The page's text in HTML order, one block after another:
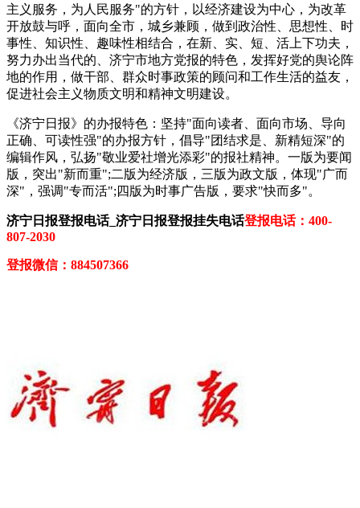
主义服务，为人民服务"的方针，以经济建设为中心，为改革
开放鼓与呼，面向全市，城乡兼顾，做到政治性、思想性、时
事性、知识性、趣味性相结合，在新、实、短、活上下功夫，
努力办出当代的、济宁市地方党报的特色，发挥好党的舆论阵
地的作用，做干部、群众时事政策的顾问和工作生活的益友，
促进社会主义物质文明和精神文明建设。
《济宁日报》的办报特色：坚持"面向读者、面向市场、导向
正确、可读性强"的办报方针，倡导"团结求是、新精短深"的
编辑作风，弘扬"敬业爱社增光添彩"的报社精神。一版为要闻
版，突出"新而重";二版为经济版，三版为政文版，体现"广而
深"，强调"专而活";四版为时事广告版，要求"快而多"。
济宁日报登报电话_济宁日报登报挂失电话登报电话：400-
807-2030
登报微信：884507366